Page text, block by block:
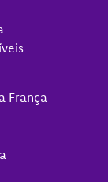
França